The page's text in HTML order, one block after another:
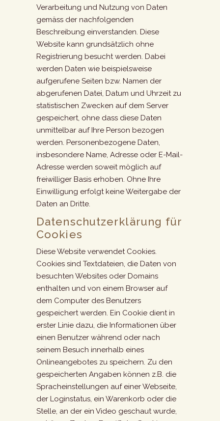
Verarbeitung und Nutzung von Daten
gemäss der nachfolgenden
Beschreibung einverstanden. Diese
Website kann grundsätzlich ohne
Registrierung besucht werden. Dabei
werden Daten wie beispielsweise
aufgerufene Seiten bzw. Namen der
abgerufenen Datei, Datum und Uhrzeit zu
statistischen Zwecken auf dem Server
gespeichert, ohne dass diese Daten
unmittelbar auf Ihre Person bezogen
werden. Personenbezogene Daten,
insbesondere Name, Adresse oder E-Mail-
Adresse werden soweit möglich auf
freiwilliger Basis erhoben. Ohne Ihre
Einwilligung erfolgt keine Weitergabe der
Daten an Dritte.
Datenschutzerklärung für
Cookies
Diese Website verwendet Cookies.
Cookies sind Textdateien, die Daten von
besuchten Websites oder Domains
enthalten und von einem Browser auf
dem Computer des Benutzers
gespeichert werden. Ein Cookie dient in
erster Linie dazu, die Informationen über
einen Benutzer während oder nach
seinem Besuch innerhalb eines
Onlineangebotes zu speichern. Zu den
gespeicherten Angaben können z.B. die
Spracheinstellungen auf einer Webseite,
der Loginstatus, ein Warenkorb oder die
Stelle, an der ein Video geschaut wurde,